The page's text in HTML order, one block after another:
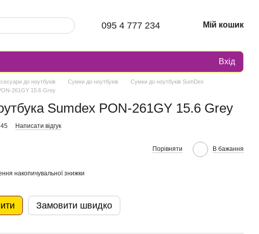
095 4 777 234 Мій кошик
Вхід
до ноутбуків Сумки до ноутбуків
Сумки до ноутбуків SumDex
261GY 15.6 Grey
Sumdex PON-261GY 15.6 Grey
Написати відгук
Порівняти В бажання
накопичувальної знижки
Замовити швидко